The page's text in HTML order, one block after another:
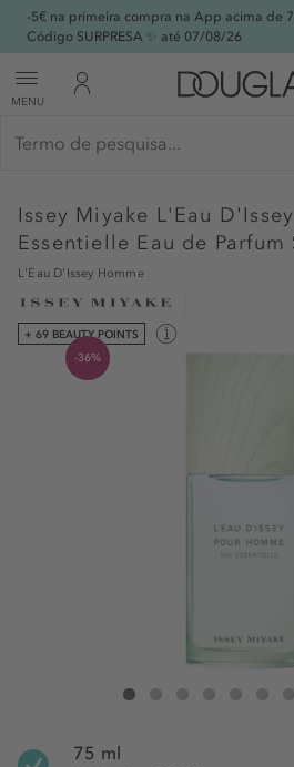
-5€ na primeira compra na App acima de
Código SURPRESA ✨ até 07/08/26
MENU
Issey Miyake L'Eau
Essentielle Eau de Parfum
L'Eau D'Issey Homme
+ 69 BEAUTY POINTS
-36%
Issey Miyake L'Eau D'Issey
75 ml